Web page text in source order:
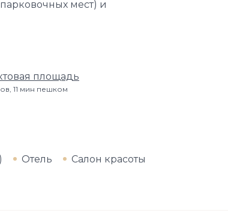
мест) и
площадь
11 мин пешком
Отель
Салон красоты